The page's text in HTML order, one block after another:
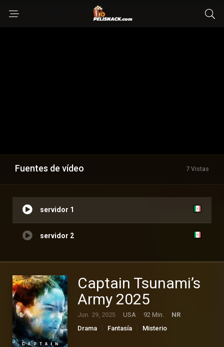
Fuentes de vídeo 7 Vistas
servidor 1
servidor 2
Captain Tsunami’s
Army 2025
Jun. 29, 2025 USA 92 Min.
NR
Drama
Fantasía Misterio